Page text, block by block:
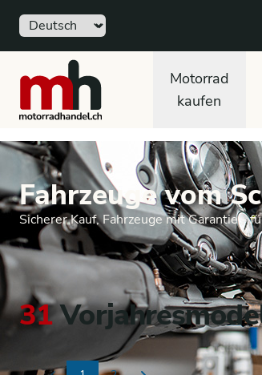
Sprache
motorradhandel.ch
Motorrad
kaufen
Fahrzeuge vom
Sicherer Kauf, Fahrzeuge mit Garantie -
31